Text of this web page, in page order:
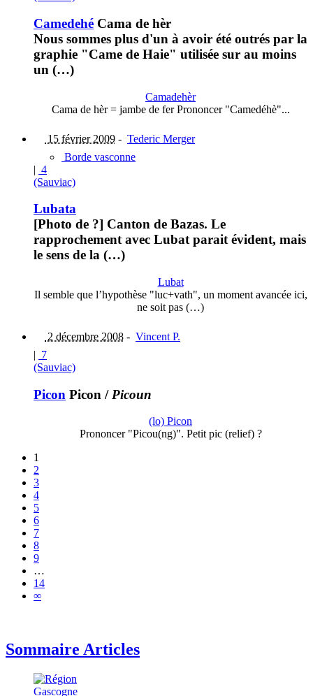
Camedehé Cama de hèr
Nous sommes plus d'un à avoir été outrés par la
graphie "Came de Haie" utilisée sur au moins
un (…)
Camadehèr
Cama de hèr = jambe de fer Prononcer "Camedéhè"...
15 février 2009 - Tederic Merger
Borde vasconne
| 4
(Sauviac)
Lubata
[Photo de ?] Canton de Bazas. Le
rapprochement avec Lubat parait évident, mais
le sens de la (…)
Lubat
Il semble que l’hypothèse "luc+vath", un moment avancée ici,
ne soit pas (…)
2 décembre 2008 - Vincent P.
| 7
(Sauviac)
Picon Picon / Picoun
(lo) Picon
Prononcer "Picou(ng)". Petit pic (relief) ?
1
2
3
4
5
6
7
8
9
…
14
∞
Sommaire Articles